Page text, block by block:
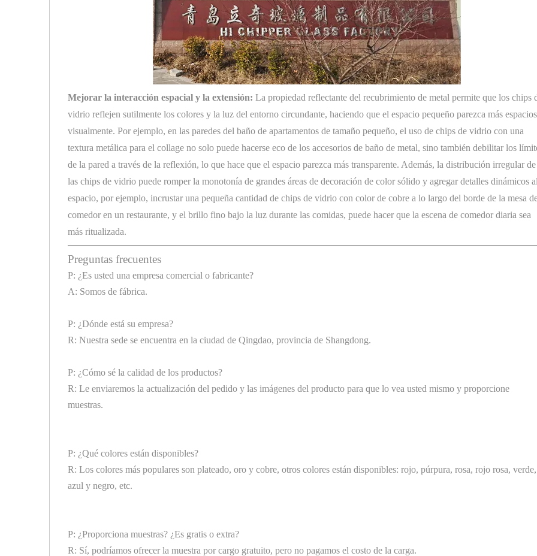
Mejorar la interacción espacial y la extensión: La propiedad reflectante del recubrimiento de metal permite que los chips
vidrio reflejen sutilmente los colores y la luz del entorno circundante, haciendo que el espacio pequeño parezca más
visualmente. Por ejemplo, en las paredes del baño de apartamentos de tamaño pequeño, el uso de chips de vidrio con una
textura metálica para el collage no solo puede hacerse eco de los accesorios de baño de metal, sino también debilitar los
de la pared a través de la reflexión, lo que hace que el espacio parezca más transparente. Además, la distribución irregular de
las chips de vidrio puede romper la monotonía de grandes áreas de decoración de color sólido y agregar detalles dinámicos al
espacio, por ejemplo, incrustar una pequeña cantidad de chips de vidrio con color de cobre a lo largo del borde de la mesa
comedor en un restaurante, y el brillo fino bajo la luz durante las comidas, puede hacer que la escena de comedor diaria sea
más ritualizada.
Preguntas frecuentes
P: ¿Es usted una empresa comercial o fabricante?
A: Somos de fábrica.
P: ¿Dónde está su empresa?
R: Nuestra sede se encuentra en la ciudad de Qingdao, provincia de Shangdong.
P: ¿Cómo sé la calidad de los productos?
R: Le enviaremos la actualización del pedido y las imágenes del producto para que lo vea usted mismo y proporcione
muestras.
P: ¿Qué colores están disponibles?
R: Los colores más populares son plateado, oro y cobre, otros colores están disponibles: rojo, púrpura, rosa, rojo rosa, verde,
azul y negro, etc.
P: ¿Proporciona muestras? ¿Es gratis o extra?
R: Sí, podríamos ofrecer la muestra por cargo gratuito, pero no pagamos el costo de la carga.